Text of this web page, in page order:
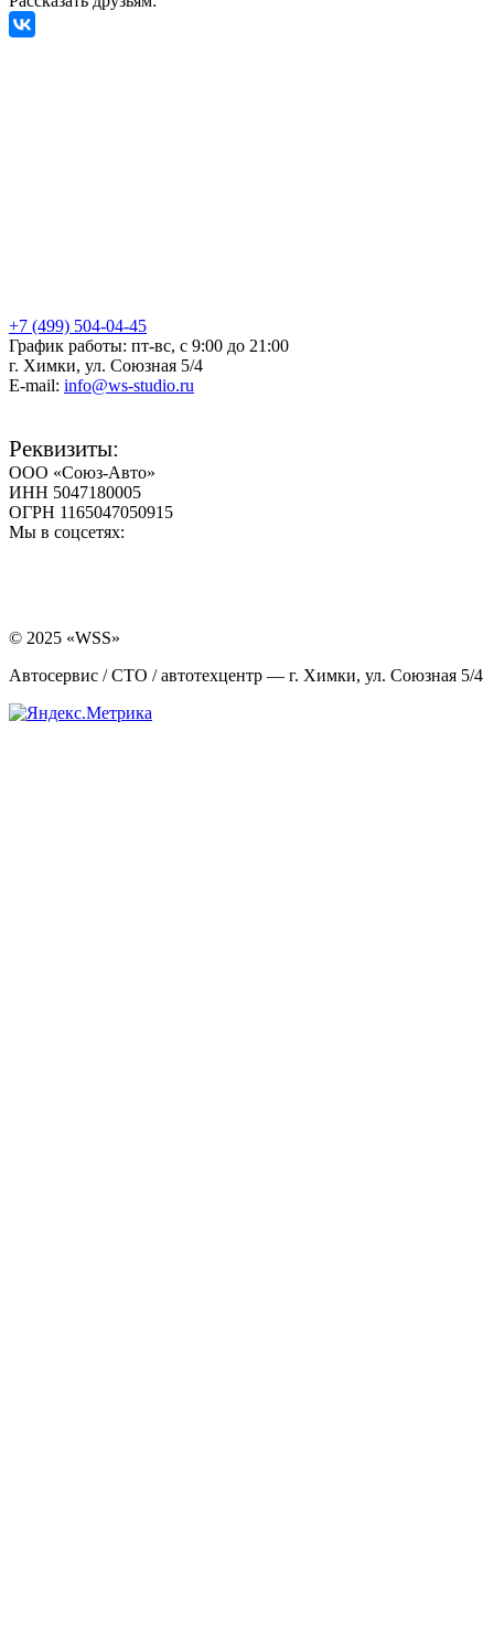
+7 (499) 504-04-45
График работы: пт-вс, с 9:00 до 21:00
г. Химки, ул. Союзная 5/4
E-mail: info@ws-studio.ru
Реквизиты:
ООО «Союз-Авто»
ИНН 5047180005
ОГРН 1165047050915
Мы в соцсетях:
© 2025 «WSS»
Автосервис / СТО / автотехцентр — г. Химки, ул. Союзная 5/4